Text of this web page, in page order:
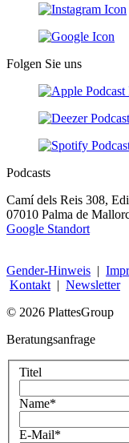
Folgen Sie uns
Podcasts
Camí dels Reis 308,
07010 Palma de
Google Standort
Gender-Hinweis |
Kontakt | Newsletter
© 2026 PlattesGroup
Beratungsanfrage
Titel
Name*
E-Mail*